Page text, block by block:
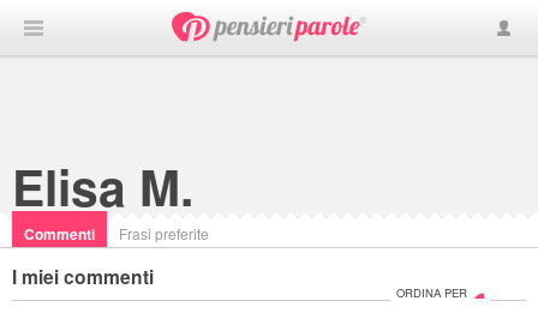
Elisa M.
Commenti Frasi preferite
I miei commenti
ORDINA PER